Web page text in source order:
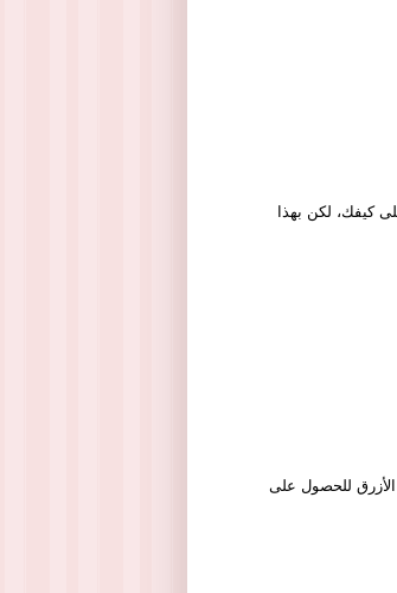
كيفك، لكن بهذا
للحصول على